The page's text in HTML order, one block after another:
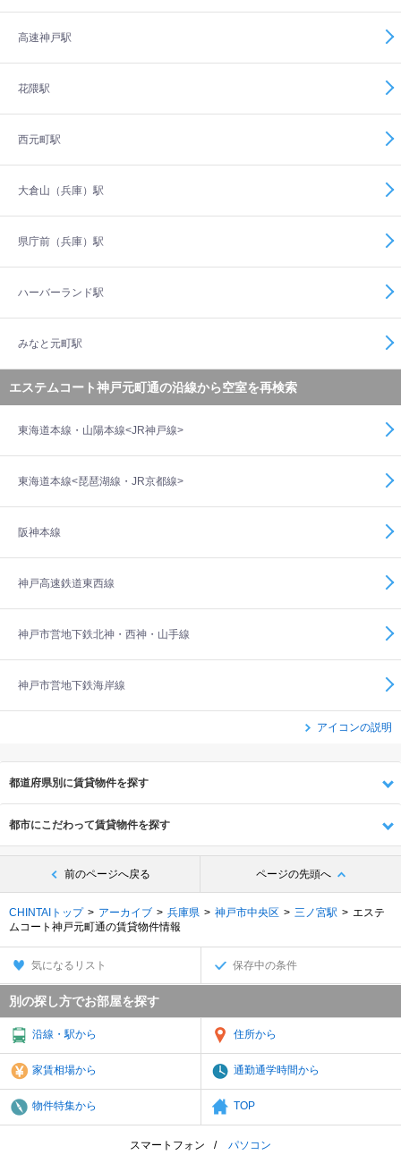
高速神戸駅
花隈駅
西元町駅
大倉山（兵庫）駅
県庁前（兵庫）駅
ハーバーランド駅
みなと元町駅
エステムコート神戸元町通の沿線から空室を再検索
東海道本線・山陽本線<JR神戸線>
東海道本線<琵琶湖線・JR京都線>
阪神本線
神戸高速鉄道東西線
神戸市営地下鉄北神・西神・山手線
神戸市営地下鉄海岸線
アイコンの説明
都道府県別に賃貸物件を探す
都市にこだわって賃貸物件を探す
前のページへ戻る ページの先頭へ
CHINTAIトップ アーカイブ 兵庫県 神戸市中央区 三ノ宮駅
エステ
ムコート神戸元町通の賃貸物件情報
気になるリスト 保存中の条件
別の探し方でお部屋を探す
沿線・駅から 住所から
家賃相場から 通勤通学時間から
物件特集から TOP
スマートフォン パソコン